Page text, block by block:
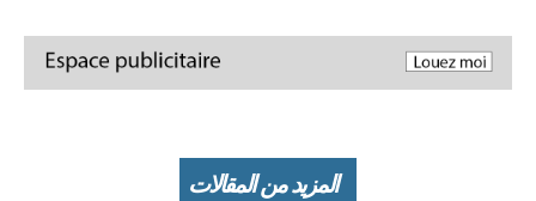
المزيد من المقالات